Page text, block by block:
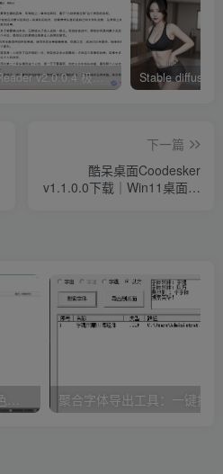
Reader v2.0.0.4 极简小说阅读器支持导入在线及离线书源
下一篇
酷呆桌面Coodesker
v1.1.0.0下载｜Win11桌面整